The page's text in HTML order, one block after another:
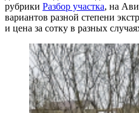
рубрики Разбор участка, на
вариантов разной степени
и цена за сотку в разных